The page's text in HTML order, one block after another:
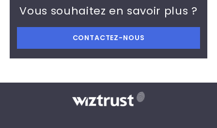
Vous souhaitez en savoir plus ?
CONTACTEZ-NOUS